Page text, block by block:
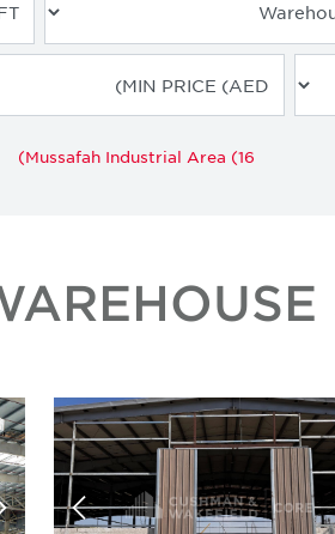
Mussafah Industrial Area (16)